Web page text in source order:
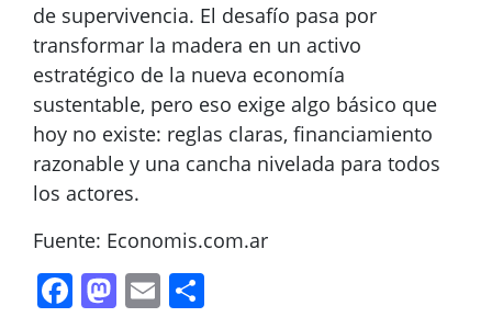
de supervivencia. El desafío pasa por
transformar la madera en un activo
estratégico de la nueva economía
sustentable, pero eso exige algo básico que
hoy no existe: reglas claras, financiamiento
razonable y una cancha nivelada para todos
los actores.
Fuente: Economis.com.ar
Facebook
Mastodon
Email